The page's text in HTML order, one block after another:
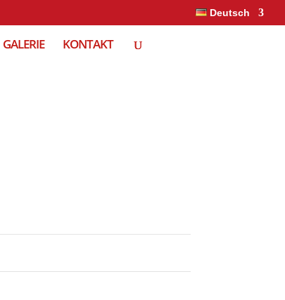
Deutsch
GALERIE KONTAKT